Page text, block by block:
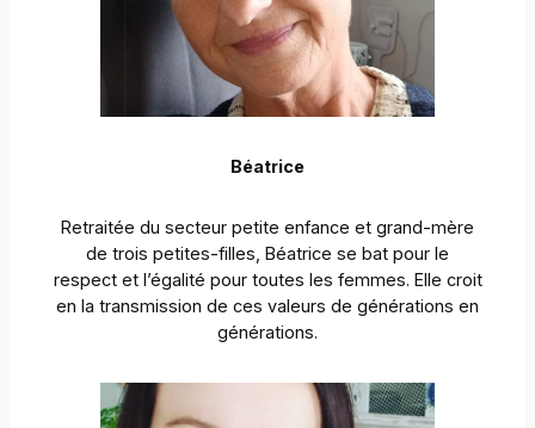
Béatrice
Retraitée du secteur petite enfance et grand-mère
de trois petites-filles, Béatrice se bat pour le
respect et l’égalité pour toutes les femmes. Elle croit
en la transmission de ces valeurs de générations en
générations.